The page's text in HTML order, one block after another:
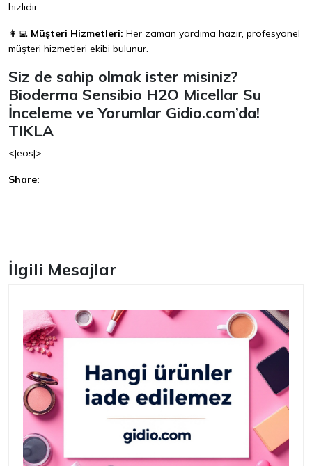
hızlıdır.
👩‍💻 Müşteri Hizmetleri: Her zaman yardıma hazır, profesyonel
müşteri hizmetleri ekibi bulunur.
Siz de sahip olmak ister misiniz?
Bioderma Sensibio H2O Micellar Su
İnceleme ve Yorumlar Gidio.com’da!
TIKLA
<|eos|>
Share:
İlgili Mesajlar